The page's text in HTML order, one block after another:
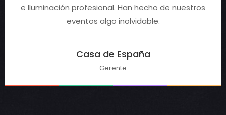
e Iluminación profesional. Han hecho de nuestros
eventos algo inolvidable.
Casa de España
Gerente